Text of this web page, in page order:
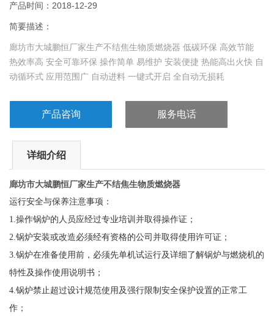
产品时间：2018-12-29
简要描述：
廊坊市大城鹏恒厂家生产不结焦生物质燃烧器 低碳环保 高效节能
热效率高 安全可靠环保 操作简单 易维护 安装便捷 热能高出火快 自
动循环式 应用范围广 自动进料 一键式开启 全自动无损耗
产品咨询 服务电话
详细介绍
廊坊市大城鹏恒厂家生产不结焦生物质燃烧器
运行安全与保养注意事项：
1.操作锅炉的人员应经过专业培训并取得操作证；
2.锅炉安装或改造必须经有资格的公司并取得使用许可证；
3.锅炉在准备使用前，必须先单机试运行及详细了解锅炉与燃烧机的
特性及操作使用说明书；
4.锅炉禁止超过设计规范使用及强行限制安全保护设置的正常工
作；